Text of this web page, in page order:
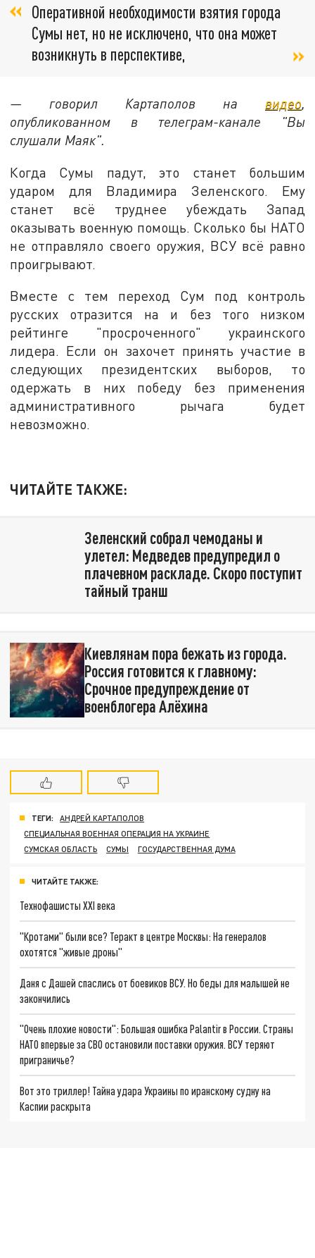
Оперативной необходимости взятия города
Сумы нет, но не исключено, что она может
возникнуть в перспективе,
— говорил Картаполов на видео,
опубликованном в телеграм-канале "Вы
слушали Маяк".
Когда Сумы падут, это станет большим
ударом для Владимира Зеленского. Ему
станет всё труднее убеждать Запад
оказывать военную помощь. Сколько бы НАТО
не отправляло своего оружия, ВСУ всё равно
проигрывают.
Вместе с тем переход Сум под контроль
русских отразится на и без того низком
рейтинге "просроченного" украинского
лидера. Если он захочет принять участие в
следующих президентских выборов, то
одержать в них победу без применения
административного рычага будет
невозможно.
ЧИТАЙТЕ ТАКЖЕ:
Зеленский собрал чемоданы и
улетел: Медведев предупредил о
плачевном раскладе. Скоро поступит
тайный транш
Киевлянам пора бежать из города.
Россия готовится к главному:
Срочное предупреждение от
военблогера Алёхина
ТЕГИ:
АНДРЕЙ КАРТАПОЛОВ
СПЕЦИАЛЬНАЯ ВОЕННАЯ ОПЕРАЦИЯ НА УКРАИНЕ
СУМСКАЯ ОБЛАСТЬ
СУМЫ ГОСУДАРСТВЕННАЯ ДУМА
ЧИТАЙТЕ ТАКЖЕ:
Технофашисты XXI века
"Кротами" были все? Теракт в центре Москвы: На генералов
охотятся "живые дроны"
Даня с Дашей спаслись от боевиков ВСУ. Но беды для малышей не
закончились
"Очень плохие новости": Большая ошибка Palantir в России. Страны
НАТО впервые за СВО остановили поставки оружия. ВСУ теряют
приграничье?
Вот это триллер! Тайна удара Украины по иранскому судну на
Каспии раскрыта